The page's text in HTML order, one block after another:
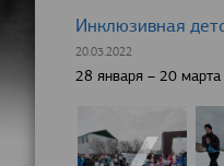
Инклюзивная
20.03.2022
28 января – 20 марта